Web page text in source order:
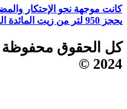
كانت موجهة نحو الإحتكار
يحجز 950 لتر من زيت المائدة المدّعم
كل الحقوق محفوظة
2024 ©